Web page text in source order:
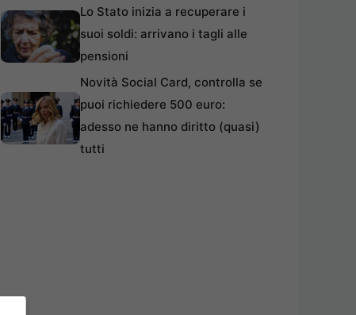
Lo Stato inizia a recuperare i
suoi soldi: arrivano i tagli alle
pensioni
Novità Social Card, controlla se
puoi richiedere 500 euro:
adesso ne hanno diritto (quasi)
tutti